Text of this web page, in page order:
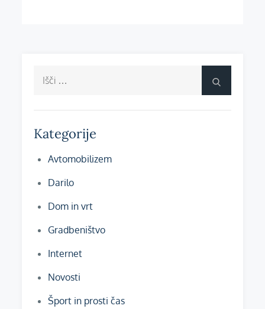
Išči:
Kategorije
Avtomobilizem
Darilo
Dom in vrt
Gradbeništvo
Internet
Novosti
Šport in prosti čas